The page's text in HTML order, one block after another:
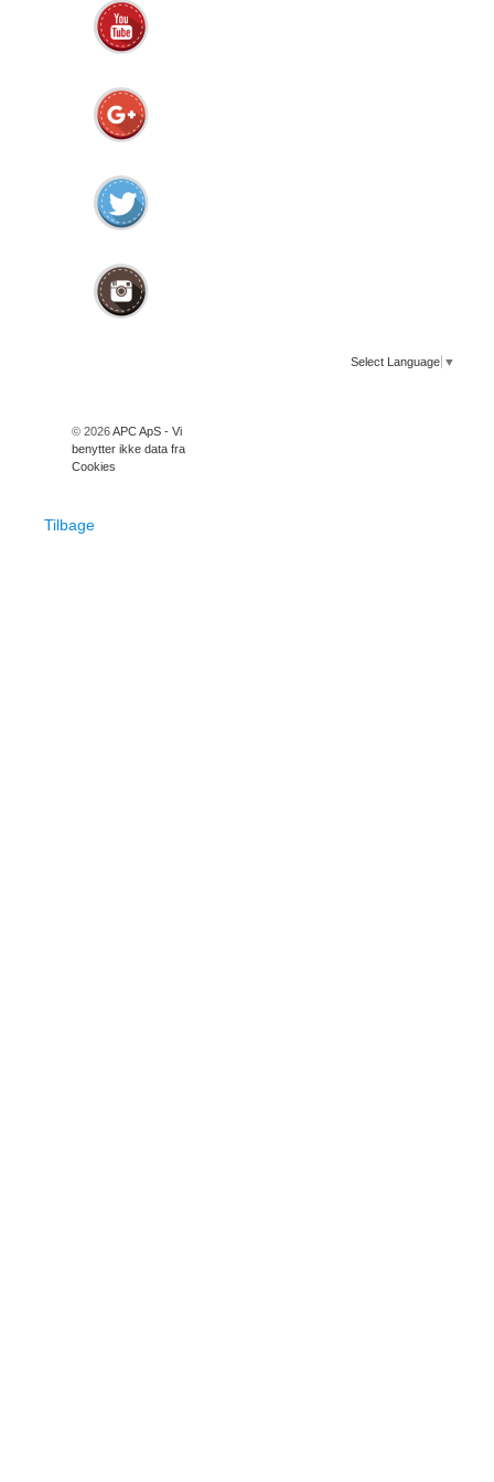
Select Language ▼
© 2026APC ApS - Vi
benytter ikke data fra
Cookies
Tilbage